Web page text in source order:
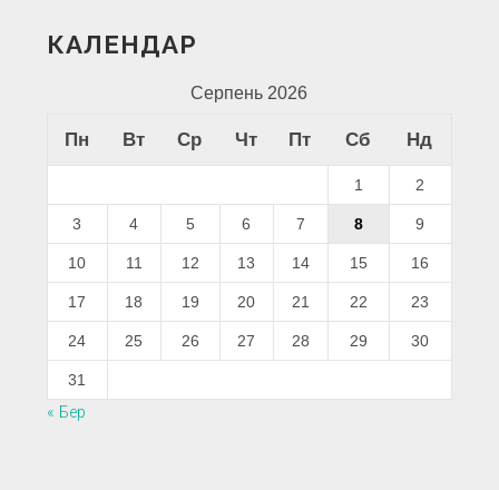
КАЛЕНДАР
Серпень 2026
Пн Вт Ср Чт Пт Сб Нд
1 2
3 4 5 6 7 8 9
10 11 12 13 14 15 16
17 18 19 20 21 22 23
24 25 26 27 28 29 30
31
« Бер